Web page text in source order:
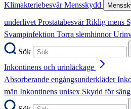
KlimakteriebesvärMensskydd
underlivetProstatabesvärRiklig mens
Svampinfektion Torra slemhinnor
Sök
Inkontinens och urinläckage
Absorberande engångsunderkläder
män Inkontinens unisex Skydd för